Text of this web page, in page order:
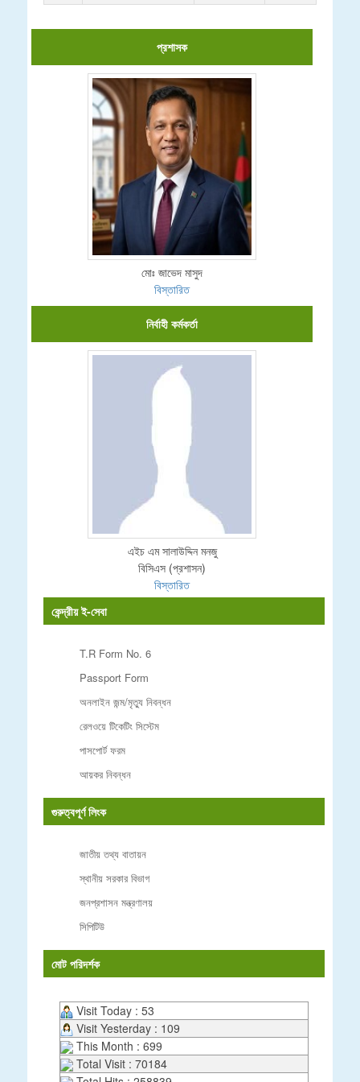
প্রশাসক
মোঃ জাভেদ মাসুদ
বিস্তারিত
নির্বাহী কর্মকর্তা
এইচ এম সালাউদ্দিন মনজু
বিসিএস (প্রশাসন)
বিস্তারিত
কেন্দ্রীয় ই-সেবা
T.R Form No. 6
Passport Form
অনলাইন জন্ম/মৃত্যু নিবন্ধন
রেলওয়ে টিকেটিং সিস্টেম
পাসপোর্ট ফরম
আয়কর নিবন্ধন
গুরুত্বপূর্ণ লিংক
জাতীয় তথ্য বাতায়ন
স্থানীয় সরকার বিভাগ
জনপ্রশাসন মন্ত্রণালয়
সিপিটিউ
মোট পরিদর্শক
Visit Today : 53
Visit Yesterday : 109
This Month : 699
Total Visit : 70184